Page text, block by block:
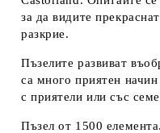
за да видите
разкрие.
Пъзелите развиват
са много приятен
с приятели или със
Пъзел от 1500 елемента.